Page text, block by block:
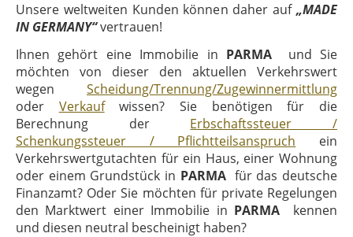
Unsere weltweiten Kunden können daher auf „MADE
IN GERMANY“vertrauen!
Ihnen gehört eine Immobilie in PARMAund Sie
möchten von dieser den aktuellen Verkehrswert
wegen Scheidung/Trennung/Zugewinnermittlung
oder Verkaufwissen? Sie benötigen für die
Berechnung der Erbschaftssteuer /
Schenkungssteuer / Pflichtteilsanspruch ein
Verkehrswertgutachten für ein Haus, einer Wohnung
oder einem Grundstück in PARMAfür das deutsche
Finanzamt? Oder Sie möchten für private Regelungen
den Marktwert einer Immobilie in PARMA kennen
und diesen neutral bescheinigt haben?